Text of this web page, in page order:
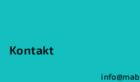
Kontakt
info@